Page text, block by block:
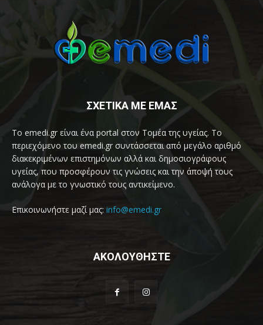
ΣΧΕΤΙΚΑ ΜΕ ΕΜΑΣ
Το emedi.gr είναι ένα portal στον Τομέα της υγείας. Το
περιεχόμενο του emedi.gr συντάσσεται από μεγάλο αριθμό
διακεκριμένων επιστημόνων αλλά και δημοσιογράφους
υγείας, που προσφέρουν τις γνώσεις και την άποψή τους
ανάλογα με το γνωστικό τους αντικείμενο.
Επικοινωνήστε μαζί μας: info@emedi.gr
ΑΚΟΛΟΥΘΗΣΤΕ